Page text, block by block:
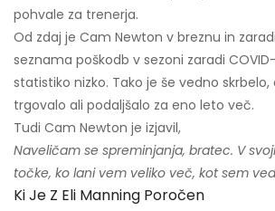
pohvale za trenerja.
Od zdaj je Cam Newton v breznu in
seznama poškodb v sezoni zaradi
statistiko nizko. Tako je še vedno skrbelo,
trgovalo ali podaljšalo za eno leto več.
Tudi Cam Newton je izjavil,
Naveličam se spreminjanja, bratec. V
točke, ko lani vem veliko več, kot sem
Ki Je Z Eli Manning Poročen